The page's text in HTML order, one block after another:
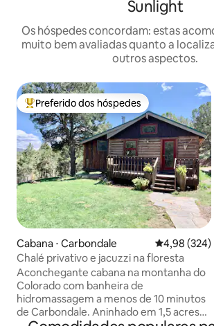
Sunlight
Os hóspedes concordam: estas
muito bem avaliadas quanto a
outros aspectos.
Entre os melhores preferidos dos hóspedes
Preferido dos hóspedes
Cabana ⋅ Carbondale 4,98 de
4,98 (324)
Chalé privativo e jacuzzi na floresta
Aconchegante cabana na montanha do
Colorado com banheira de
hidromassagem a menos de 10 minutos
de Carbondale. Aninhado em 1,5 acres